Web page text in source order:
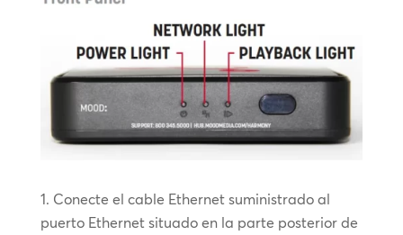
Conecte el cable Ethernet suministrado al
puerto Ethernet situado en la parte posterior de